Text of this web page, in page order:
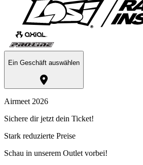
Ein Geschäft auswählen
Airmeet 2026
Sichere dir jetzt dein Ticket!
Stark reduzierte Preise
Schau in unserem Outlet vorbei!